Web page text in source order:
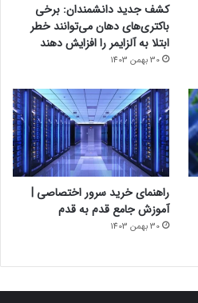
کشف جدید دانشمندان: برخی
باکتری‌های دهان می‌توانند خطر
ابتلا به آلزایمر را افزایش دهند
30 بهمن 1403
راهنمای خرید سرور اختصاصی |
آموزش جامع قدم به قدم
30 بهمن 1403